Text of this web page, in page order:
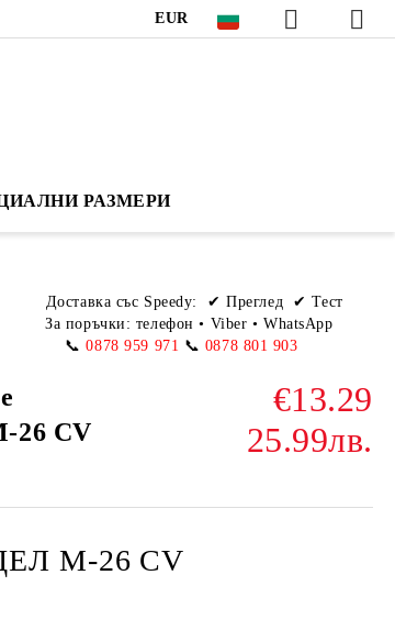
EUR
РАЗМЕРИ
Доставка със Speedy:
✔ Преглед ✔ Тест
За поръчки: телефон• Viber • WhatsApp
📞 0878 959 971 📞 0878 801 903
26 CV
€13.29
25.99лв.
M-26 CV